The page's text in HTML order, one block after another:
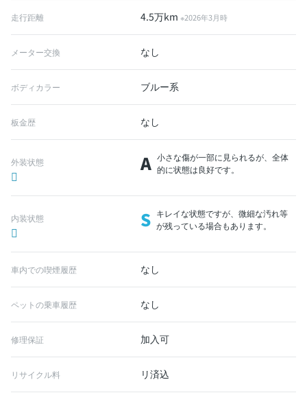
走行距離 4.5万km※2026年3月時
メーター交換 なし
ボディカラー ブルー系
板金歴 なし
外装状態 A 小さな傷が一部に見られるが、全体
的に状態は良好です。
内装状態 S キレイな状態ですが、微細な汚れ等
が残っている場合もあります。
車内での喫煙履歴 なし
ペットの乗車履歴 なし
修理保証 加入可
リサイクル料 リ済込